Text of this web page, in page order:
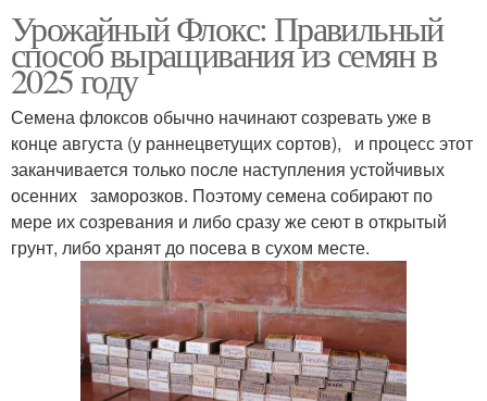
Урожайный Флокс: Правильный
способ выращивания из семян в
2025 году
Семена флоксов обычно начинают созревать уже в
конце августа (у раннецветущих сортов), и процесс этот
заканчивается только после наступления устойчивых
осенних заморозков. Поэтому семена собирают по
мере их созревания и либо сразу же сеют в открытый
грунт, либо хранят до посева в сухом месте.